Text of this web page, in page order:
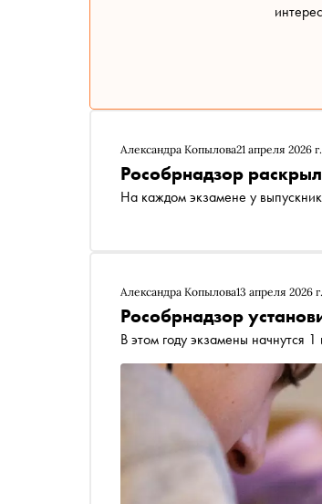
Александра Копылова21 апреля 2026 г.
Рособрнадзор
На каждом экзамене у
Александра Копылова13 апреля 2026 г.
Рособрнадзор
В этом году экзамены начнутся